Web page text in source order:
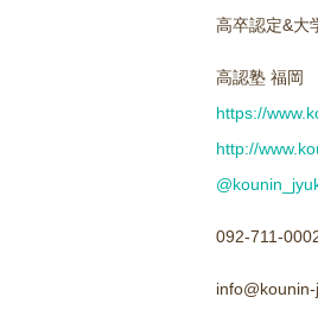
高卒認定&大
高認塾 福岡
https://
http://
092-711-